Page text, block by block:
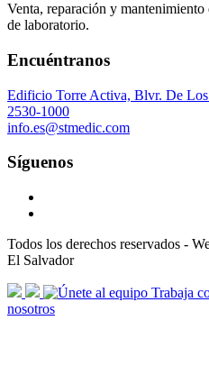
Venta, reparación y
de laboratorio.
Encuéntranos
Edificio Torre Activa, Blvr. De Los
2530-1000
info.es@stmedic.com
Síguenos
Todos los derechos reservados -
El Salvador
scroll
arrow
Trabaja
nosotros